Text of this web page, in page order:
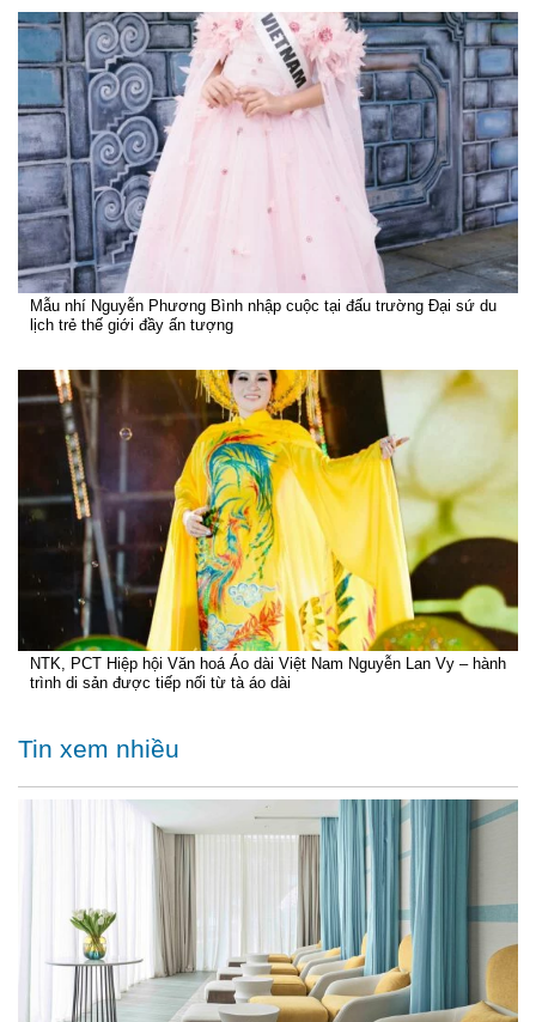
Mẫu nhí Nguyễn Phương Bình nhập cuộc tại đấu trường Đại sứ du
lịch trẻ thế giới đầy ấn tượng
NTK, PCT Hiệp hội Văn hoá Áo dài Việt Nam Nguyễn Lan Vy – hành
trình di sản được tiếp nối từ tà áo dài
Tin xem nhiều